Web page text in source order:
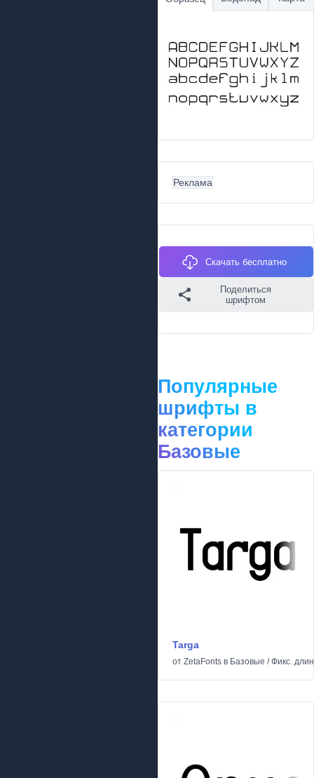
Реклама
Скачать бесплатно
Поделиться
шрифтом
Популярные
шрифты в
категории
Базовые
Targa
от ZetaFonts в Базовые /Фикс.